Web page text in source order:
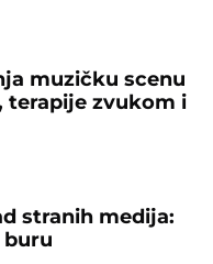
muzičku scenu
terapije zvukom i
stranih medija:
buru